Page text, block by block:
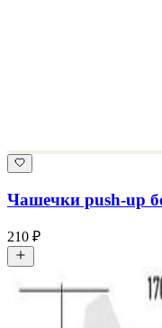
Чашечки push-up
210 ₽